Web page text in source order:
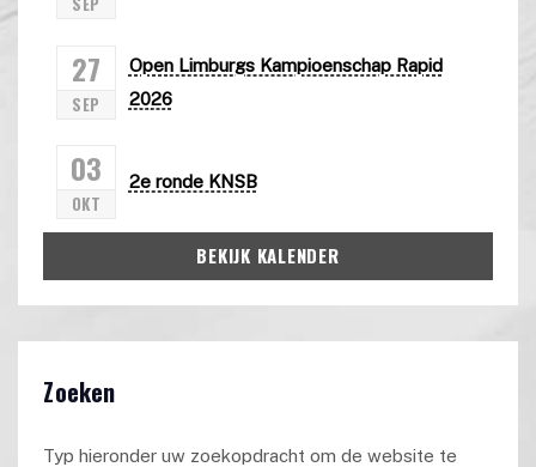
27
SEP
Open Limburgs Kampioenschap Rapid
2026
03
OKT
2e ronde KNSB
BEKIJK KALENDER
Zoeken
Typ hieronder uw zoekopdracht om de website te